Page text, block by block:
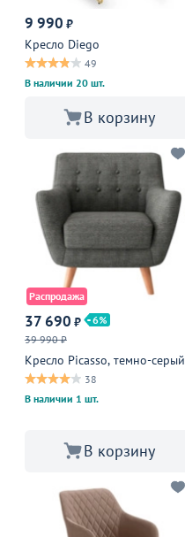
9 990 ₽
Кресло Diego
49
В наличии 20 шт.
В корзину
Распродажа
37 690 ₽
6
39 990 ₽
Кресло Picasso, темно-серый
38
В наличии 1 шт.
В корзину